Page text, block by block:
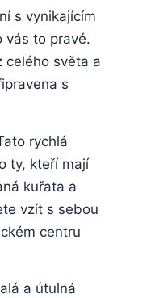
s vynikajícím
vás‍ to ​pravé.
celého světa a
s
rychlá
ty, kteří⁤ mají
kuřata ‍a‌
vzít‌ s sebou
centru
a útulná